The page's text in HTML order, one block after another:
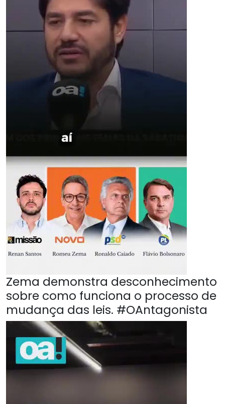
Zema demonstra desconhecimento
sobre como funciona o processo de
mudança das leis. #OAntagonista